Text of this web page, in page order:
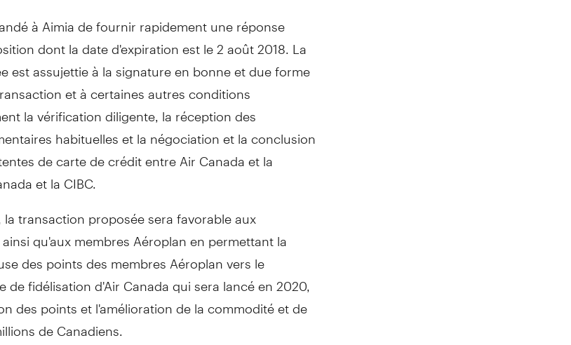
à Aimia de fournir rapidement une réponse
dont la date d'expiration est le 2 août 2018. La
est assujettie à la signature en bonne et due forme
et à certaines autres conditions
la vérification diligente, la réception des
habituelles et la négociation et la conclusion
de carte de crédit entre Air Canada et la
et la CIBC.
transaction proposée sera favorable aux
qu'aux membres Aéroplan en permettant la
des points des membres Aéroplan vers le
fidélisation d'Air Canada qui sera lancé en 2020,
des points et l'amélioration de la commodité et de
de Canadiens.